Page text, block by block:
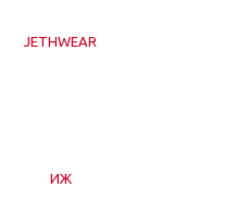
JETHWEAR
ИЖ